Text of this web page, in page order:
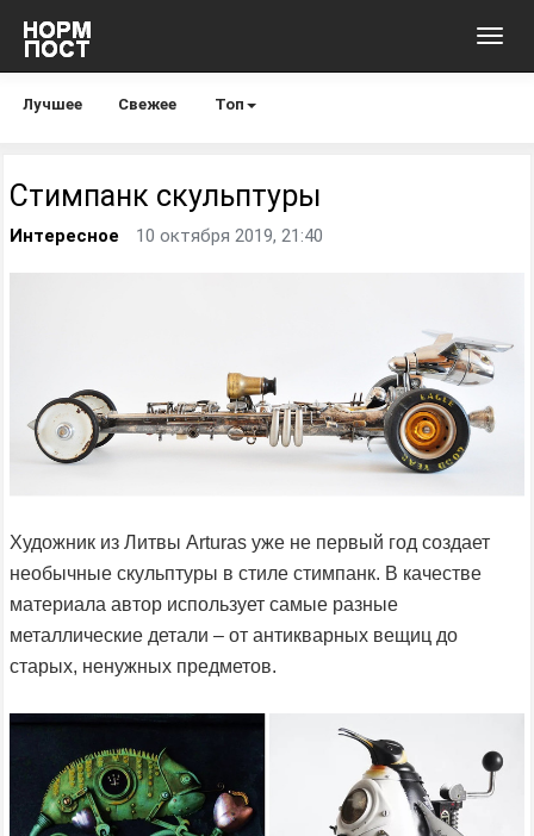
Лучшее Свежее Топ
Стимпанк скульптуры
Интересное 10 октября 2019, 21:40
Художник из Литвы Arturas уже не первый год создает
необычные скульптуры в стиле стимпанк. В качестве
материала автор использует самые разные
металлические детали – от антикварных вещиц до
старых, ненужных предметов.